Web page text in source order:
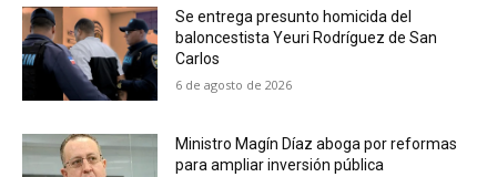
Se entrega presunto homicida del
baloncestista Yeuri Rodríguez de San
Carlos
6 de agosto de 2026
Ministro Magín Díaz aboga por reformas
para ampliar inversión pública